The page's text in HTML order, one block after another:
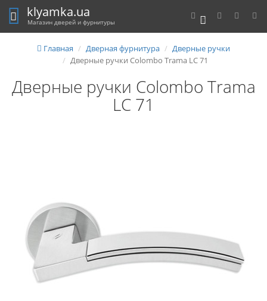
0
klyamka.ua
Магазин дверей и фурнитуры
Главная Дверная фурнитура
Дверные ручки
Дверные ручки Colombo Trama LC 71
Дверные ручки Colombo Trama
LC 71